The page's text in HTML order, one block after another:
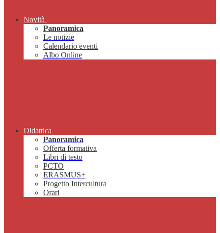
Novità
Panoramica
Le notizie
Calendario eventi
Albo Online
Didattica
Panoramica
Offerta formativa
Libri di testo
PCTO
ERASMUS+
Progetto Intercultura
Orari